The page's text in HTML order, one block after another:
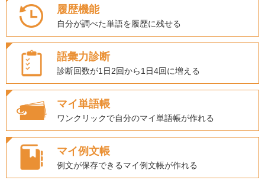
履歴機能
自分が調べた単語を履歴に残せる
語彙力診断
診断回数が1日2回から1日4回に増える
マイ単語帳
ワンクリックで自分のマイ単語帳が作れる
マイ例文帳
例文が保存できるマイ例文帳が作れる